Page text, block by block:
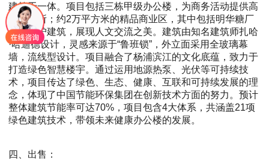
建筑于一体。项目包括三栋甲级办公楼，为商务活动提供高
品质场所；约2万平方米的精品商业区，其中包括明华糖厂
历史保护建筑，展现人文交流之美。建筑由知名建筑师扎哈
·哈迪德设计，灵感来源于“鲁班锁”，外立面采用全玻璃幕
墙，流线型设计。项目融合了杨浦滨江的文化底蕴，致力于
打造绿色智慧楼宇。通过运用地源热泵、光伏等可持续技
术，项目传达了绿色、生态、健康、互联和可持续发展的理
念，体现了中国节能环保集团在创新技术方面的努力。预计
整体建筑节能率可达70%，项目包含4大体系，共涵盖21项
绿色建筑技术，带领未来健康办公楼的发展。
四、出售：